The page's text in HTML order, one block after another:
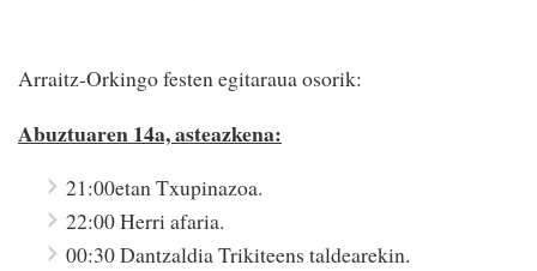
Arraitz-Orkingo festen egitaraua osorik:
Abuztuaren 14a, asteazkena:
21:00etan Txupinazoa.
22:00 Herri afaria.
00:30 Dantzaldia Trikiteens taldearekin.